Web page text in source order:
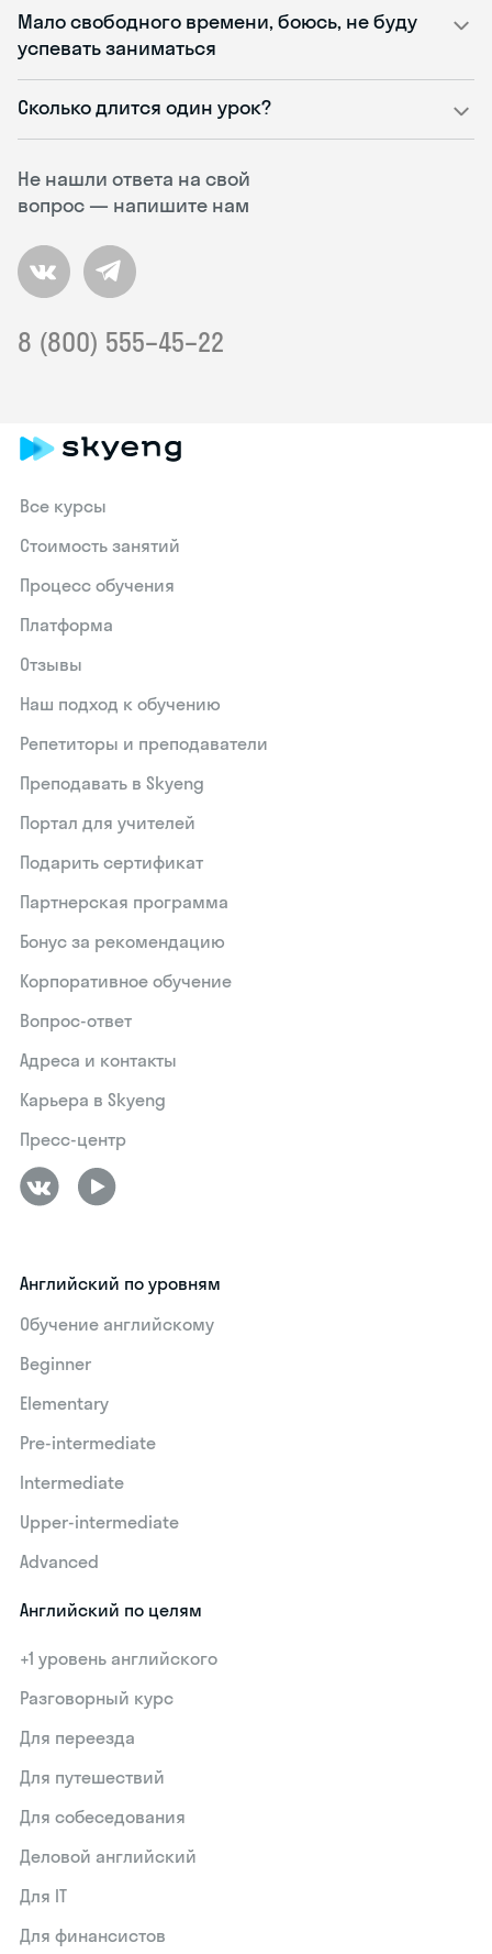
Не нашли ответа на свой
вопрос — напишите нам
8 (800) 555–45–22
Мало свободного времени, боюсь, не буду
успевать заниматься
Сколько длится один урок?
Все курсы
Стоимость занятий
Процесс обучения
Платформа
Отзывы
Наш подход к обучению
Репетиторы и преподаватели
Преподавать в Skyeng
Портал для учителей
Подарить сертификат
Партнерская программа
Бонус за рекомендацию
Корпоративное обучение
Вопрос-ответ
Адреса и контакты
Карьера в Skyeng
Пресс-центр
Английский по уровням
Обучение английскому
Beginner
Elementary
Pre-intermediate
Intermediate
Upper-intermediate
Advanced
Английский по целям
+1 уровень английского
Разговорный курс
Для переезда
Для путешествий
Для собеседования
Деловой английский
Для IT
Для финансистов